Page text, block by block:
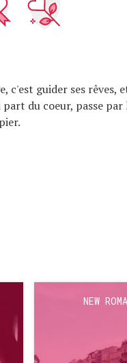
c'est guider ses rêves,
du coeur, passe par
NEW